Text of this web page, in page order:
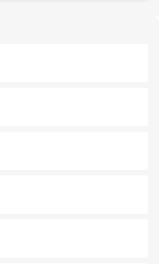
風情を楽しめる外せないスポット